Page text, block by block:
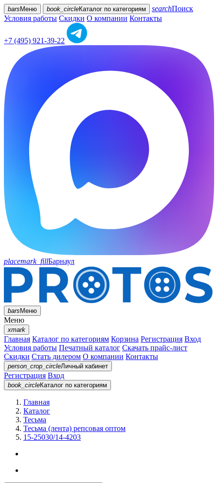
bars Меню book_circleКаталог по категориям searchПоиск
Условия работы Скидки О компании Контакты
+7 (495) 921-39-22
placemark_fillБарнаул
barsМеню
Меню
xmark
Главная Каталог по категориям Корзина Регистрация Вход
Условия работы Печатный каталог Скачать прайс-лист
Скидки Стать дилером О компании Контакты
person_crop_circleЛичный кабинет
Регистрация Вход
book_circleКаталог по категориям
Главная
Каталог
Тесьма
Тесьма (лента) репсовая оптом
15-25030/14-4203